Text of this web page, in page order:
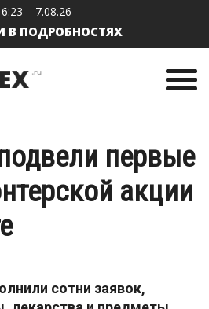
7.08.26
В ПОДРОБНОСТЯХ
первые
акции
сотни заявок,